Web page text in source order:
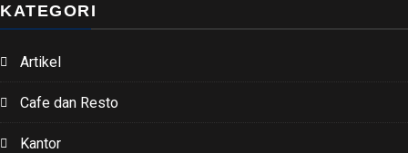
KATEGORI
Artikel
Cafe dan Resto
Kantor